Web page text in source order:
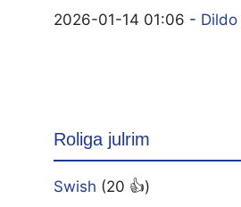
2026-01-14 01:06 - Dildo
Roliga julrim
Swish (20 👍)